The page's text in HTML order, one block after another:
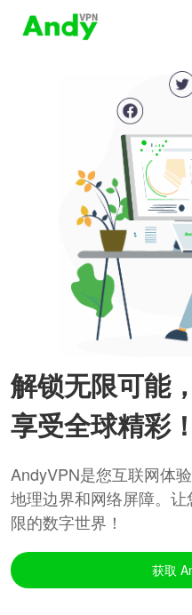
解锁无限可能，
享受全球精彩！
AndyVPN是您互联网体
地理边界和网络屏障。
限的数字世界！
获取